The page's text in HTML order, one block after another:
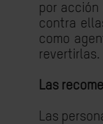
por acción
contra
como
revertirlas.
Las
Las